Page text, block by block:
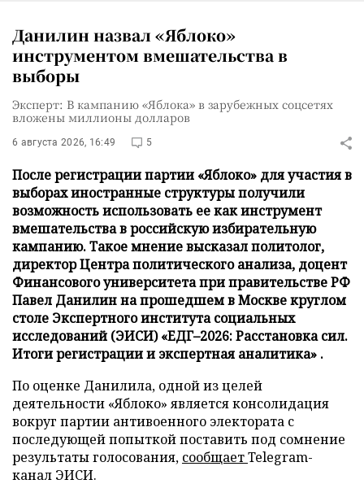
Данилин назвал «Яблоко»
инструментом вмешательства в
выборы
Эксперт: В кампанию «Яблока» в зарубежных соцсетях
вложены миллионы долларов
6 августа 2026, 16:49 5
После регистрации партии «Яблоко» для участия в
выборах иностранные структуры получили
возможность использовать ее как инструмент
вмешательства в российскую избирательную
кампанию. Такое мнение высказал политолог,
директор Центра политического анализа, доцент
Финансового университета при правительстве РФ
Павел Данилин на прошедшем в Москве круглом
столе Экспертного института социальных
исследований (ЭИСИ) «ЕДГ–2026: Расстановка сил.
Итоги регистрации и экспертная аналитика» .
По оценке Данилила, одной из целей
деятельности «Яблоко» является консолидация
вокруг партии антивоенного электората с
последующей попыткой поставить под сомнение
результаты голосования, сообщаетTelegram-
канал ЭИСИ.